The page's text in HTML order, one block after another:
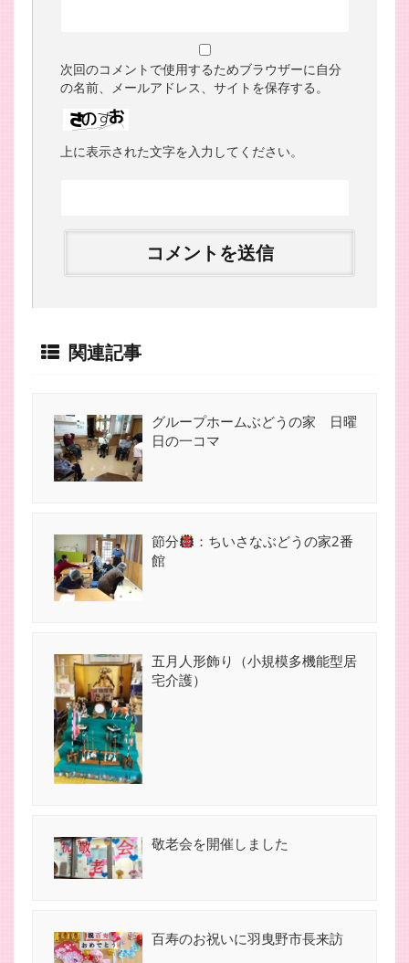
次回のコメントで使用するためブラウザーに自分
の名前、メールアドレス、サイトを保存する。
上に表示された文字を入力してください。
関連記事
グループホームぶどうの家 日曜
日の一コマ
節分
：ちいさなぶどうの家2番
館
五月人形飾り（小規模多機能型居
宅介護）
敬老会を開催しました
百寿のお祝いに羽曳野市長来訪